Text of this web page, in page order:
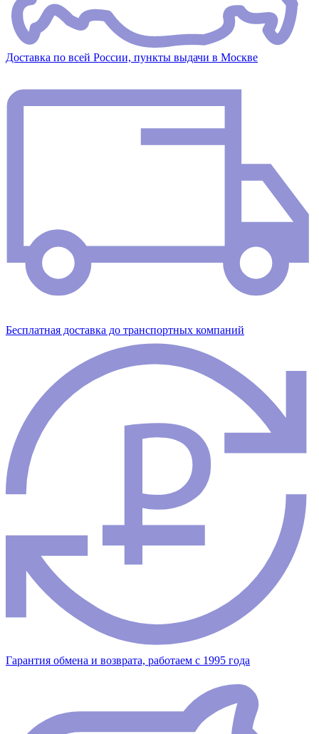
Доставка по всей России, пункты выдачи в Москве
Бесплатная доставка до транспортных компаний
Гарантия обмена и возврата, работаем с 1995 года